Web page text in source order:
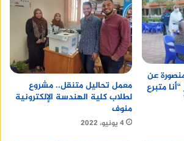
عن
متبرع
معمل تحاليل متنقل.. مشروع
لطلاب كلية الهندسة الإلكترونية
منوف
4 يونيو، 2022